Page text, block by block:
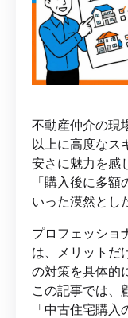
不動産仲介の現
以上に高度なス
安さに魅力を感
「購入後に多
いった漠然とし
プロフェッショ
は、メリットだ
の対策を具体的
この記事では、
「中古住宅購